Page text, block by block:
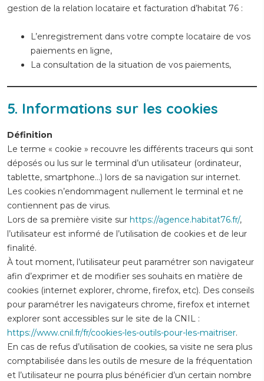
gestion de la relation locataire et facturation d’habitat 76 :
L’enregistrement dans votre compte locataire de vos
paiements en ligne,
La consultation de la situation de vos paiements,
5. Informations sur les cookies
Définition
Le terme « cookie » recouvre les différents traceurs qui sont
déposés ou lus sur le terminal d’un utilisateur (ordinateur,
tablette, smartphone…) lors de sa navigation sur internet.
Les cookies n’endommagent nullement le terminal et ne
contiennent pas de virus.
Lors de sa première visite sur https://agence.habitat76.fr/,
l’utilisateur est informé de l’utilisation de cookies et de leur
finalité.
À tout moment, l’utilisateur peut paramétrer son navigateur
afin d’exprimer et de modifier ses souhaits en matière de
cookies (internet explorer, chrome, firefox, etc). Des conseils
pour paramétrer les navigateurs chrome, firefox et internet
explorer sont accessibles sur le site de la CNIL :
https://www.cnil.fr/fr/cookies-les-outils-pour-les-maitriser.
En cas de refus d’utilisation de cookies, sa visite ne sera plus
comptabilisée dans les outils de mesure de la fréquentation
et l’utilisateur ne pourra plus bénéficier d’un certain nombre